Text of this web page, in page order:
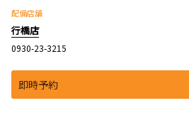
配備店舗
行橋店
0930-23-3215
即時予約